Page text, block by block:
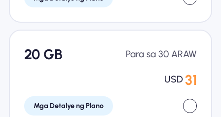
20 GB Para sa 30 ARAW
USD 31
Mga Detalye ng Plano